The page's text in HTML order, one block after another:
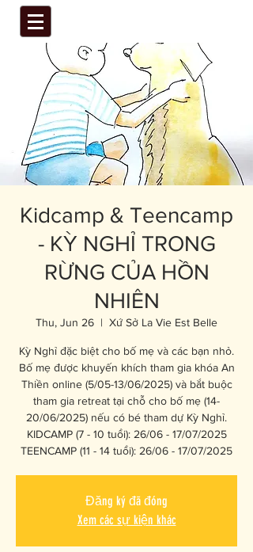
Kidcamp & Teencamp
- KỲ NGHỈ TRONG
RỪNG CỦA HỒN
NHIÊN
Thu, Jun 26
  |
Xứ Sở La Vie Est Belle
Kỳ Nghỉ đặc biệt cho bố mẹ và các bạn nhỏ.
Bố mẹ được khuyến khích tham gia khóa An
Thiền online (5/05-13/06/2025) và bắt buộc
tham gia retreat tại chỗ cho bố mẹ (14-
20/06/2025) nếu có bé tham dự Kỳ Nghỉ.
KIDCAMP (7 - 10 tuổi): 26/06 - 17/07/2025
TEENCAMP (11 - 14 tuổi): 26/06 - 17/07/2025
Đăng ký đã đóng
Xem các sự kiện khác